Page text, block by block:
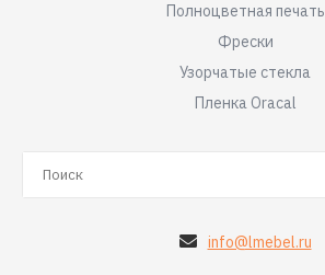
Полноцветная печать
Фрески
Узорчатые стекла
Пленка Oracal
info@lmebel.ru